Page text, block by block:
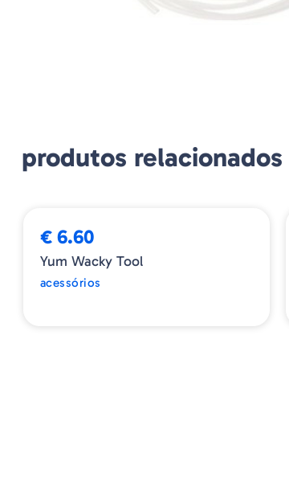
produtos relacionados
€ 6.60
Yum Wacky Tool
acessórios